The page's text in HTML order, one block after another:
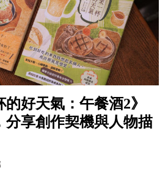
好天氣：午餐酒2》
分享創作契機與人物描